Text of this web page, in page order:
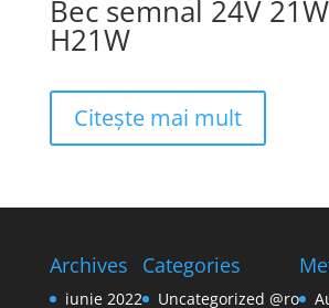
Bec semnal 24V
H21W
Citește mai mult
Archives
iunie 2022
Categories
Uncategorized @ro